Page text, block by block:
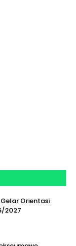
Gelar Orientasi
2027